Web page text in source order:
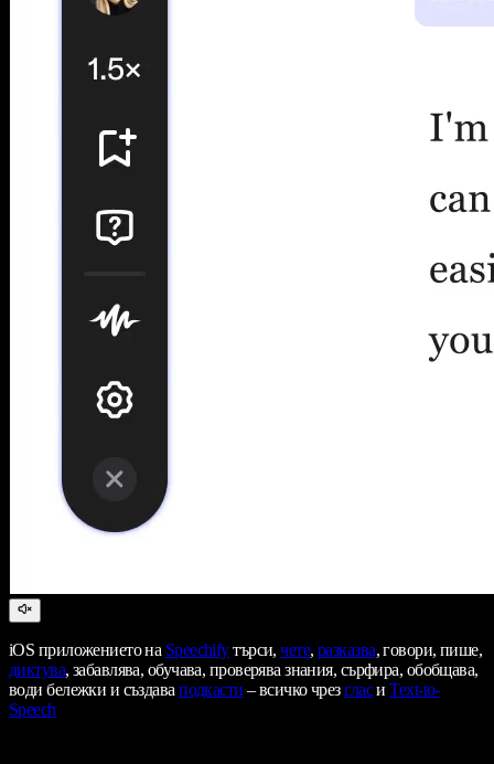
iOS приложението на Speechifyтърси,чете, разказва, говори, пише,
диктува, забавлява, обучава, проверява знания, сърфира, обобщава,
води бележки и създаваподкасти – всичко чрезгласиText-to-
Speech